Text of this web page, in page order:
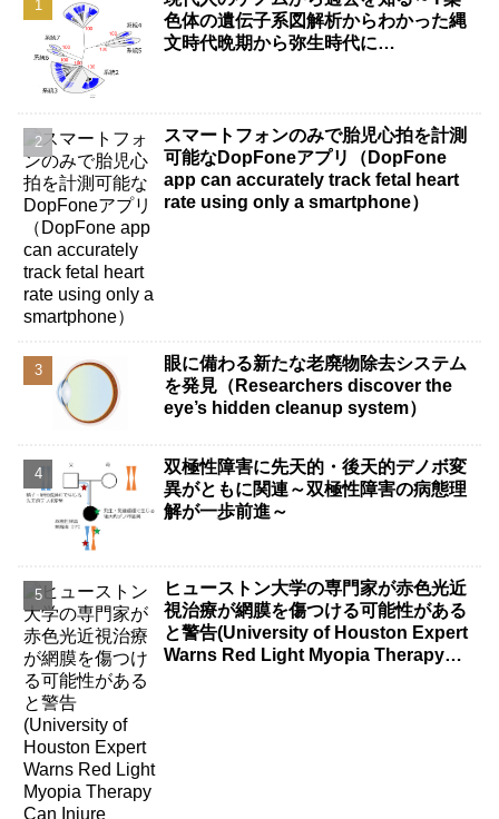
色体の遺伝子系図解析からわかった縄
文時代晩期から弥生時代に…
スマートフォンのみで胎児心拍を計測
可能なDopFoneアプリ（DopFone
app can accurately track fetal heart
rate using only a smartphone）
眼に備わる新たな老廃物除去システム
を発見（Researchers discover the
eye’s hidden cleanup system）
双極性障害に先天的・後天的デノボ変
異がともに関連～双極性障害の病態理
解が一歩前進～
ヒューストン大学の専門家が赤色光近
視治療が網膜を傷つける可能性がある
と警告(University of Houston Expert
Warns Red Light Myopia Therapy